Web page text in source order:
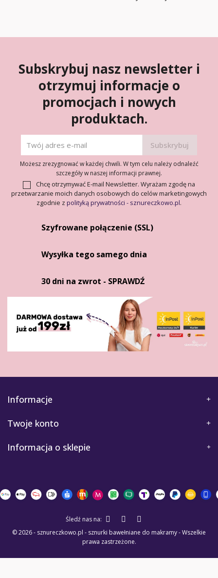
Subskrybuj nasz newsletter i
otrzymuj informacje o
promocjach i nowych
produktach.
Możesz zrezygnować w każdej chwili. W tym celu należy odnaleźć
szczegóły w naszej informacji prawnej.
Chcę otrzymywać E-mail Newsletter. Wyrażam zgodę na
przetwarzanie moich danych osobowych do celów marketingowych
zgodnie z polityką prywatności - sznureczkowo.pl.
Szyfrowane połączenie (SSL)
Wysyłka tego samego dnia
30 dni na zwrot - SPRAWDŹ
Informacje
Twoje konto
Informacja o sklepie
© 2026 - sznureczkowo.pl - sznurki bawełniane do makramy - Wszelkie
prawa zastrzeżone.
Śledź nas na: